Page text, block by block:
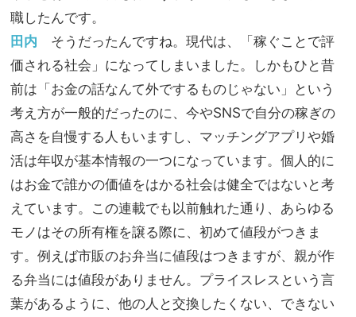
職したんです。
田内 そうだったんですね。現代は、「稼ぐことで評
価される社会」になってしまいました。しかもひと昔
前は「お金の話なんて外でするものじゃない」という
考え方が一般的だったのに、今やSNSで自分の稼ぎの
高さを自慢する人もいますし、マッチングアプリや婚
活は年収が基本情報の一つになっています。個人的に
はお金で誰かの価値をはかる社会は健全ではないと考
えています。この連載でも以前触れた通り、あらゆる
モノはその所有権を譲る際に、初めて値段がつきま
す。例えば市販のお弁当に値段はつきますが、親が作
る弁当には値段がありません。プライスレスという言
葉があるように、他の人と交換したくない、できない